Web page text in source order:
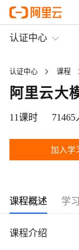
认证中心
认证中心 课程
阿里云大
11课时 71465
加入学
课程概述 学
课程介绍